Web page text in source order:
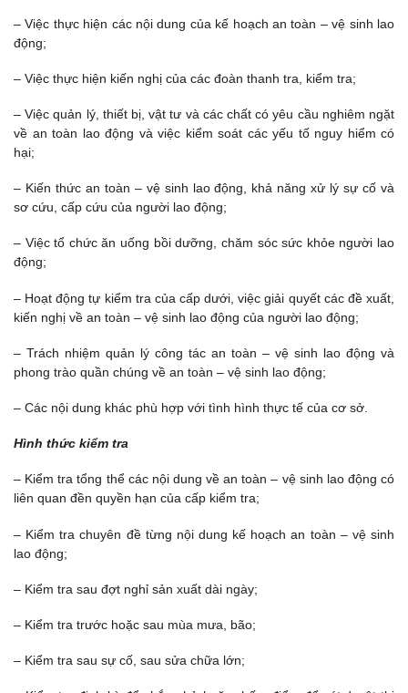
– Việc thực hiện các nội dung của kế hoạch an toàn – vệ sinh lao
động;
– Việc thực hiện kiến nghị của các đoàn thanh tra, kiểm tra;
– Việc quản lý, thiết bị, vật tư và các chất có yêu cầu nghiêm ngặt
về an toàn lao động và việc kiểm soát các yếu tố nguy hiểm có
hại;
– Kiến thức an toàn – vệ sinh lao động, khả năng xử lý sự cố và
sơ cứu, cấp cứu của người lao động;
– Việc tổ chức ăn uống bồi dưỡng, chăm sóc sức khỏe người lao
động;
– Hoạt động tự kiểm tra của cấp dưới, việc giải quyết các đề xuất,
kiến nghị về an toàn – vệ sinh lao động của người lao động;
– Trách nhiệm quản lý công tác an toàn – vệ sinh lao động và
phong trào quần chúng về an toàn – vệ sinh lao động;
– Các nội dung khác phù hợp với tình hình thực tế của cơ sở.
Hình thức kiểm tra
– Kiểm tra tổng thể các nội dung về an toàn – vệ sinh lao động có
liên quan đền quyền hạn của cấp kiểm tra;
– Kiểm tra chuyên đề từng nội dung kế hoạch an toàn – vệ sinh
lao động;
– Kiểm tra sau đợt nghỉ sản xuất dài ngày;
– Kiểm tra trước hoặc sau mùa mưa, bão;
– Kiểm tra sau sự cố, sau sửa chữa lớn;